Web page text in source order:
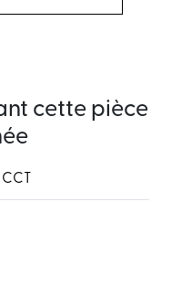
cette pièce